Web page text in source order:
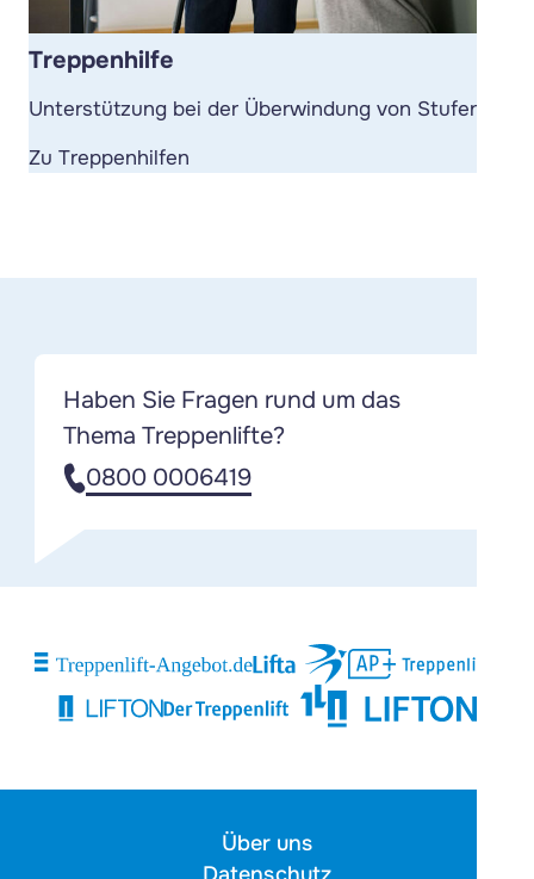
Treppenhilfe
Unterstützung bei der Überwindung von Stufen.
Zu Treppenhilfen
Haben Sie Fragen rund um das
Thema Treppenlifte?
0800 0006419
Über uns